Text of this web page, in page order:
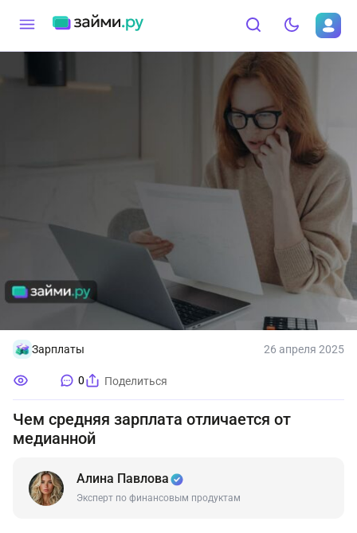
Зарплаты 26 апреля 2025
0 Поделиться
Чем средняя зарплата отличается от
медианной
Алина Павлова
Эксперт по финансовым продуктам